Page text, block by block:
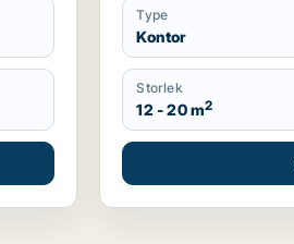
Type
Kontor
Storlek
12 - 20 m2